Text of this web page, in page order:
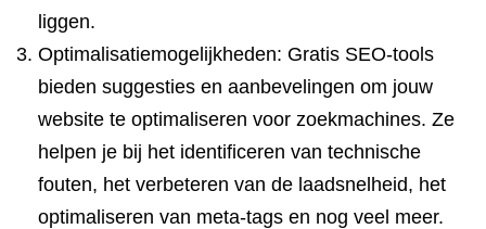
liggen.
Optimalisatiemogelijkheden: Gratis SEO-tools
bieden suggesties en aanbevelingen om jouw
website te optimaliseren voor zoekmachines. Ze
helpen je bij het identificeren van technische
fouten, het verbeteren van de laadsnelheid, het
optimaliseren van meta-tags en nog veel meer.